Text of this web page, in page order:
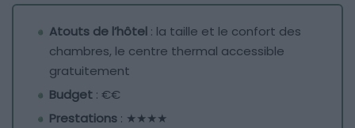
Atouts de l’hôtel : la taille et le confort des
chambres, le centre thermal accessible
gratuitement
Budget : €€
Prestations : ★★★★